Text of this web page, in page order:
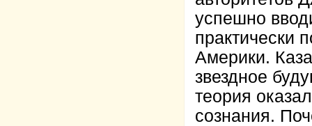
успешно
практически
Америки.
звездное
теория
сознания.